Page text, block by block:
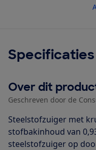
Specificaties
Over dit
Geschreven door de
Steelstofzuiger met
stofbakinhoud van
steelstofzuiger op